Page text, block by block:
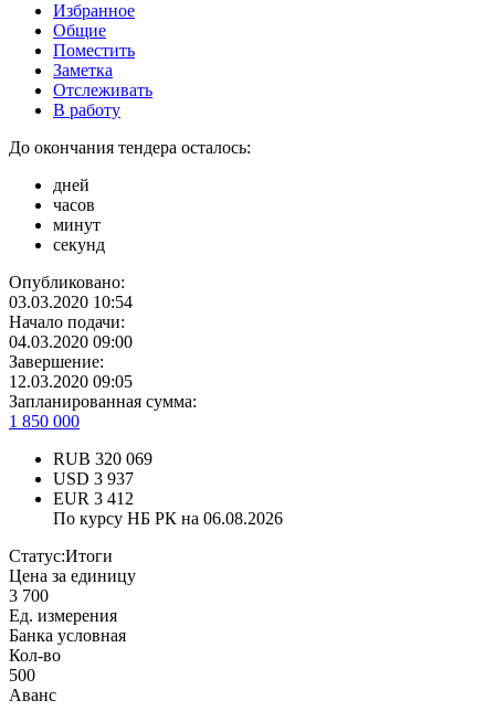
Избранное
Общие
Поместить
Заметка
Отслеживать
В работу
До окончания тендера осталось:
дней
часов
минут
секунд
Опубликовано:
03.03.2020 10:54
Начало подачи:
04.03.2020 09:00
Завершение:
12.03.2020 09:05
Запланированная сумма:
1 850 000
RUB 320 069
USD 3 937
EUR 3 412
По курсу НБ РК на 06.08.2026
Статус:Итоги
Цена за единицу
3 700
Ед. измерения
Банка условная
Кол-во
500
Аванс